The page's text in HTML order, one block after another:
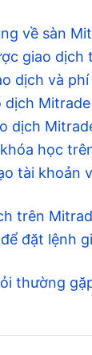
về sàn
giao dịch
dịch và
dịch Mitrade
dịch
học
tài khoản
trên
đặt lệnh
thường